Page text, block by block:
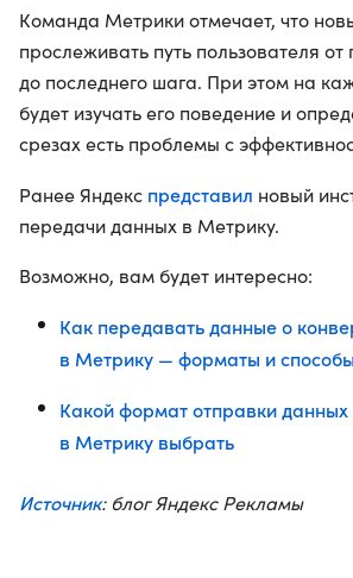
Команда Метрики отмечает, что
прослеживать путь пользователя от
до последнего шага. При этом на
будет изучать его поведение и
срезах есть проблемы с
Ранее Яндекс представил новый
передачи данных в Метрику.
Возможно, вам будет интересно:
Как передавать данные о
в Метрику — форматы и способы
Какой формат отправки данных
в Метрику выбрать
Источник: блог Яндекс Рекламы